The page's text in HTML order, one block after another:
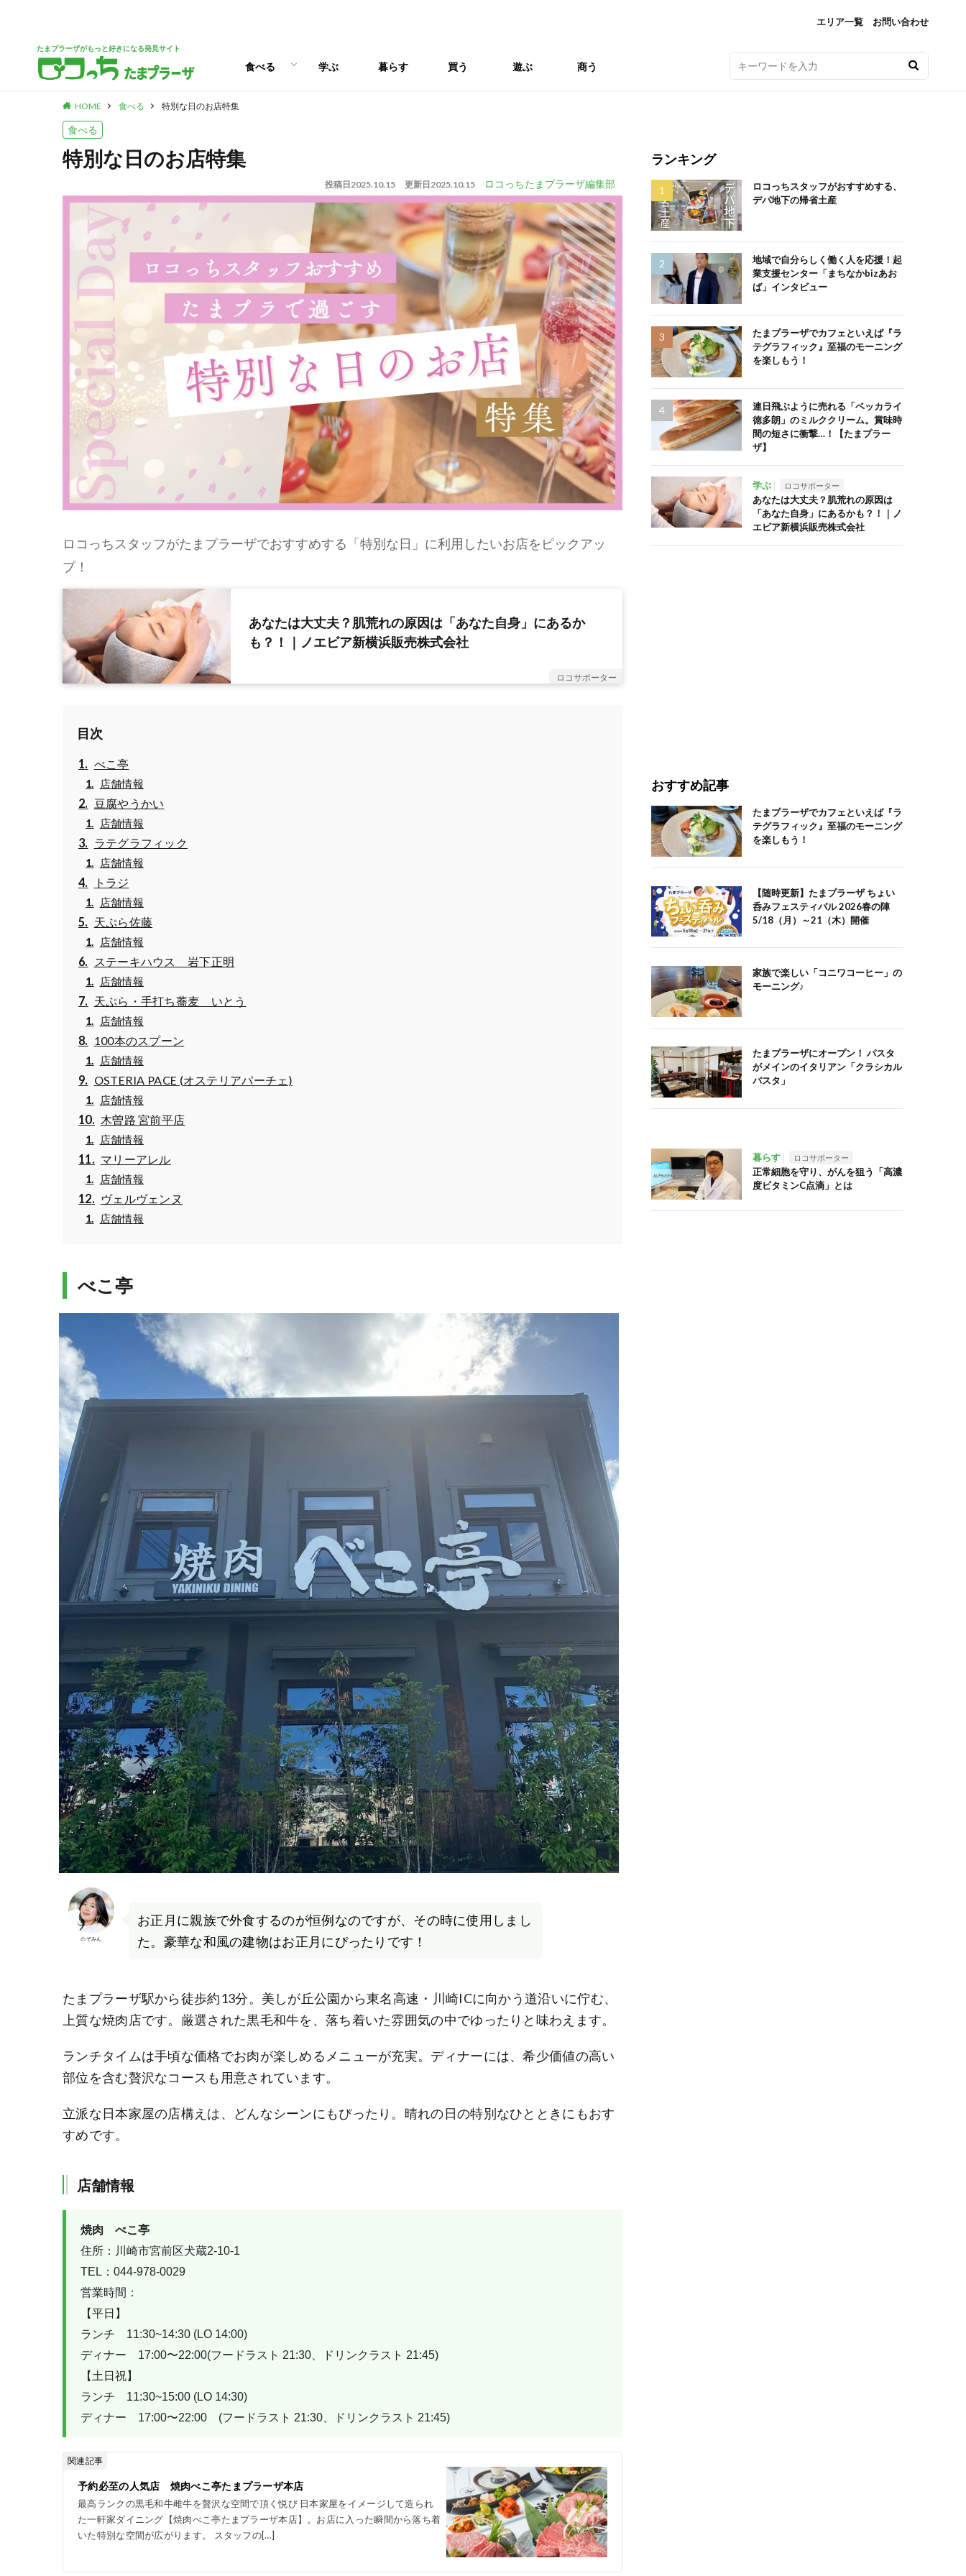
エリア一覧 お問い合わせ
たまプラーザがもっと好きになる発見サイト
食べる
パン
スイーツ
ランチ
カフェ
学ぶ 暮らす 買う 遊ぶ 商う
HOME 食べる 特別な日のお店特集
食べる
特別な日のお店特集
投稿日2025.10.15 更新日2025.10.15 ロコっちたまプラーザ編集部
ロコっちスタッフがたまプラーザでおすすめする「特別な日」に利用したいお店をピックアッ
プ！
あなたは大丈夫？肌荒れの原因は「あなた自身」にあるか
も？！｜ノエビア新横浜販売株式会社
ロコサポーター
目次
べこ亭
店舗情報
豆腐やうかい
店舗情報
ラテグラフィック
店舗情報
トラジ
店舗情報
天ぷら佐藤
店舗情報
ステーキハウス 岩下正明
店舗情報
天ぷら・手打ち蕎麦 いとう
店舗情報
100本のスプーン
店舗情報
OSTERIA PACE (オステリアパーチェ)
店舗情報
木曽路 宮前平店
店舗情報
マリーアレル
店舗情報
ヴェルヴェンヌ
店舗情報
べこ亭
のぞみん
お正月に親族で外食するのが恒例なのですが、その時に使用しまし
た。豪華な和風の建物はお正月にぴったりです！
たまプラーザ駅から徒歩約13分。美しが丘公園から東名高速・川崎ICに向かう道沿いに佇む、
上質な焼肉店です。厳選された黒毛和牛を、落ち着いた雰囲気の中でゆったりと味わえます。
ランチタイムは手頃な価格でお肉が楽しめるメニューが充実。ディナーには、希少価値の高い
部位を含む贅沢なコースも用意されています。
立派な日本家屋の店構えは、どんなシーンにもぴったり。晴れの日の特別なひとときにもおす
すめです。
店舗情報
焼肉　べこ亭
住所：川崎市宮前区犬蔵2-10-1
TEL：044-978-0029
営業時間：
【平日】
ランチ　11:30~14:30 (LO 14:00)
ディナー　17:00〜22:00(フードラスト 21:30、ドリンクラスト 21:45)
【土日祝】
ランチ　11:30~15:00 (LO 14:30)
ディナー　17:00〜22:00　(フードラスト 21:30、ドリンクラスト 21:45)
関連記事
予約必至の人気店 焼肉べこ亭たまプラーザ本店
最高ランクの黒毛和牛雌牛を贅沢な空間で頂く悦び 日本家屋をイメージして造られ
た一軒家ダイニング【焼肉べこ亭たまプラーザ本店】。お店に入った瞬間から落ち着
いた特別な空間が広がります。 スタッフの[…]
ランキング
ロコっちスタッフがおすすめする、
デパ地下の帰省土産
地域で自分らしく働く人を応援！起
業支援センター「まちなかbizあお
ば」インタビュー
たまプラーザでカフェといえば『ラ
テグラフィック』至福のモーニング
を楽しもう！
連日飛ぶように売れる「ベッカライ
徳多朗」のミルククリーム。賞味時
間の短さに衝撃…！【たまプラー
ザ】
学ぶ ロコサポーター
あなたは大丈夫？肌荒れの原因は
「あなた自身」にあるかも？！｜ノ
エビア新横浜販売株式会社
おすすめ記事
たまプラーザでカフェといえば『ラ
テグラフィック』至福のモーニング
を楽しもう！
【随時更新】たまプラーザ ちょい
呑みフェスティバル 2026春の陣
5/18（月）～21（木）開催
家族で楽しい「コニワコーヒー」の
モーニング♪
たまプラーザにオープン！ パスタ
がメインのイタリアン「クラシカル
パスタ」
暮らす ロコサポーター
正常細胞を守り、がんを狙う「高濃
度ビタミンC点滴」とは